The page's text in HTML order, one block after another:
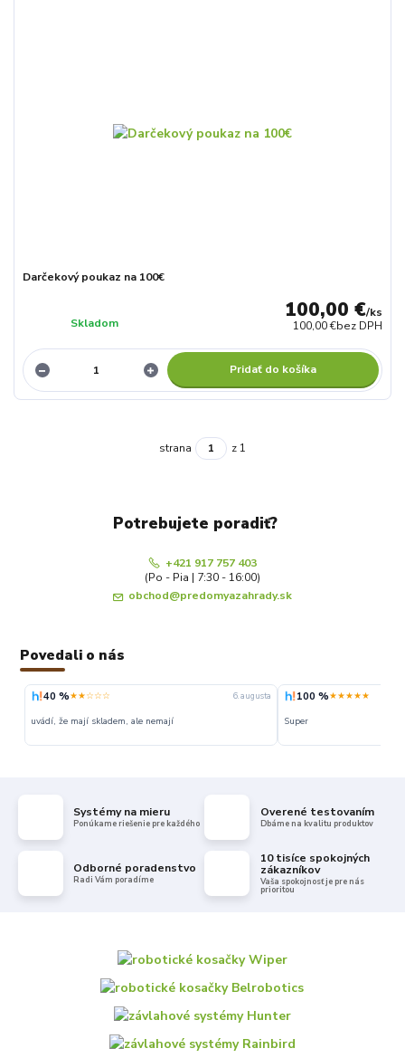
Darčekový poukaz na 100€
100,00 €/ks
100,00 €bez DPH
Skladom
Pridať do košíka
strana z 1
Potrebujete poradiť?
+421 917 757 403
(Po - Pia | 7:30 - 16:00)
obchod@predomyazahrady.sk
Povedali o nás
40 %★★☆☆☆ 6. augusta
uvádí, že mají skladem, ale nemají
100 %★★★★★
Super
Systémy na mieru
Ponúkame riešenie pre každého
Overené testovaním
Dbáme na kvalitu produktov
Odborné poradenstvo
Radi Vám poradíme
10 tisíce spokojných
zákazníkov
Vaša spokojnosť je pre nás
prioritou